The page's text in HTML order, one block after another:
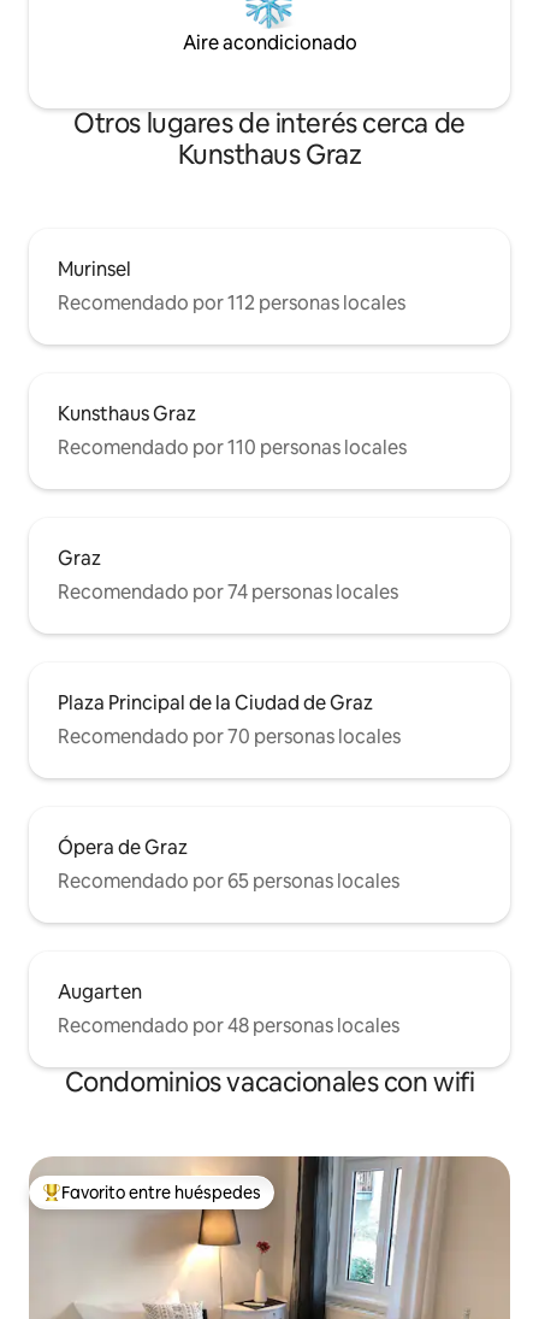
Aire acondicionado
Otros lugares de interés cerca de
Kunsthaus Graz
Murinsel
Recomendado por 112 personas locales
Kunsthaus Graz
Recomendado por 110 personas locales
Graz
Recomendado por 74 personas locales
Plaza Principal de la Ciudad de Graz
Recomendado por 70 personas locales
Ópera de Graz
Recomendado por 65 personas locales
Augarten
Recomendado por 48 personas locales
Condominios vacacionales con wifi
Favorito entre huéspedes preferido
Favorito entre huéspedes